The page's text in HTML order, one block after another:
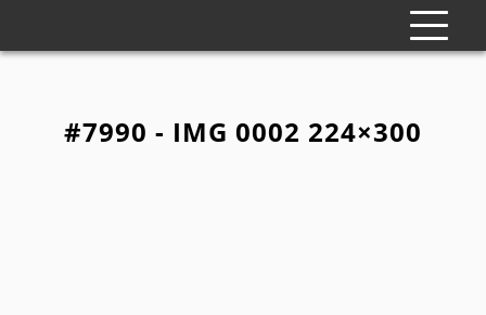
#7990 - IMG 0002 224×300